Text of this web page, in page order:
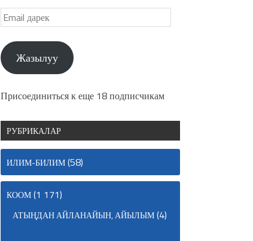
Жазылуу
Присоединиться к еще 18 подписчикам
РУБРИКАЛАР
ИЛИМ-БИЛИМ(58)
КООМ(1 171)
АТЫҢДАН АЙЛАНАЙЫН, АЙЫЛЫМ(4)